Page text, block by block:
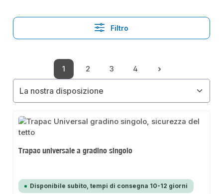
Filtro
Pagina
1
Pagina
2
Pagina
3
Pagina
4
Trapac universale a gradino singolo
Disponibile subito, tempi di consegna 10-12 giorni